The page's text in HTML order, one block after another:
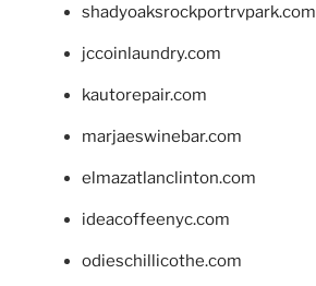
shadyoaksrockportrvpark.com
jccoinlaundry.com
kautorepair.com
marjaeswinebar.com
elmazatlanclinton.com
ideacoffeenyc.com
odieschillicothe.com